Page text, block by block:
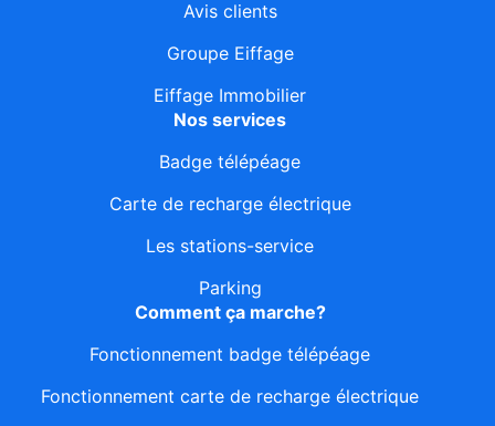
Avis clients
Groupe Eiffage
Eiffage Immobilier
Nos services
Badge télépéage
Carte de recharge électrique
Les stations-service
Parking
Comment ça marche?
Fonctionnement badge télépéage
Fonctionnement carte de recharge électrique